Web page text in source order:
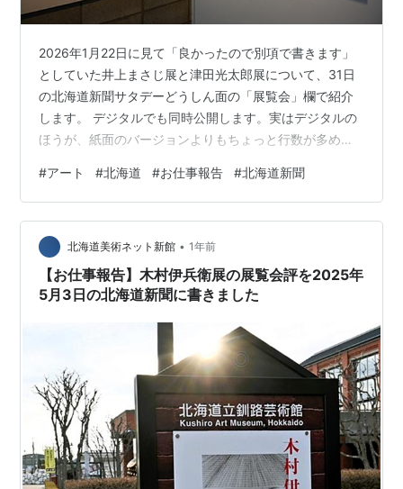
2026年1月22日に見て「良かったので別項で書きます」
としていた井上まさじ展と津田光太郎展について、31日
の北海道新聞サタデーどうしん面の「展覧会」欄で紹介
します。 デジタルでも同時公開します。実はデジタルの
ほうが、紙面のバージョンよりもちょっと行数が多めで
無料でアクセスでき、それ以外の人も限られた本数なら
無料で読めます。 ランキング参加中展覧会、美術展、画
集、写真集などの紹介
#アート #北海道 #お仕事報告 #北海道新聞
北海道美術ネット新館 • 1年前
【お仕事報告】木村伊兵衛展の展覧会評を2025年
5月3日の北海道新聞に書きました